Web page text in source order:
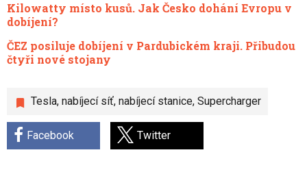
Tesla, nabíjecí síť, nabíjecí stanice, Supercharger
Facebook Twitter
Kilowatty místo kusů. Jak Česko dohání Evropu v
dobíjení?
ČEZ posiluje dobíjení v Pardubickém kraji. Přibudou
čtyři nové stojany